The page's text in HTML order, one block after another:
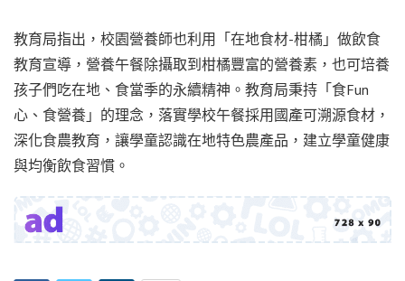
教育局指出，校園營養師也利用「在地食材-柑橘」做飲食
教育宣導，營養午餐除攝取到柑橘豐富的營養素，也可培養
孩子們吃在地、食當季的永續精神。教育局秉持「食Fun
心、食營養」的理念，落實學校午餐採用國產可溯源食材，
深化食農教育，讓學童認識在地特色農產品，建立學童健康
與均衡飲食習慣。